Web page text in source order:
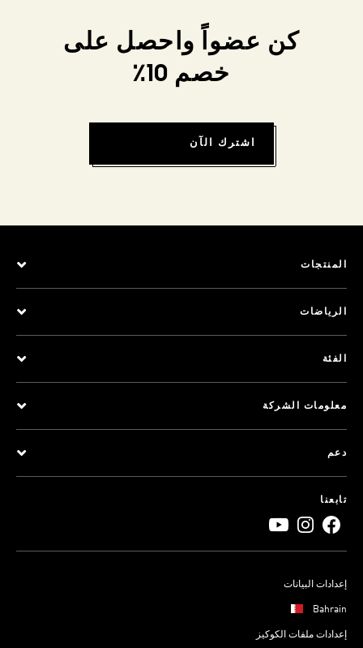
كن عضواً واحصل على
خصم 10٪
اشترك الآن
المنتجات
الرياضات
الفئة
معلومات الشركة
دعم
تابعنا
إعدادات البيانات
Bahrain
إعدادات ملفات الكوكيز